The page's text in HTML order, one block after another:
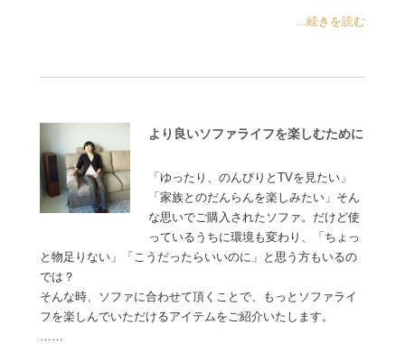
...続きを読む
より良いソファライフを楽しむために
「ゆったり、のんびりとTVを見たい」
「家族とのだんらんを楽しみたい」そん
な思いでご購入されたソファ。だけど使
っているうちに環境も変わり、「ちょっ
と物足りない」「こうだったらいいのに」と思う方もいるの
では？
そんな時、ソファに合わせて頂くことで、もっとソファライ
フを楽しんでいただけるアイテムをご紹介いたします。
……